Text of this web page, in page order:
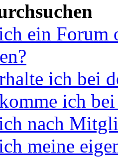
ein Forum
ich bei
ich
nach
meine